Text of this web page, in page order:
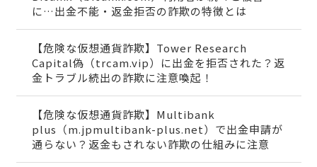
に…出金不能・返金拒否の詐欺の特徴とは
【危険な仮想通貨詐欺】Tower Research
Capital偽（trcam.vip）に出金を拒否された？返
金トラブル続出の詐欺に注意喚起！
【危険な仮想通貨詐欺】Multibank
plus（m.jpmultibank-plus.net）で出金申請が
通らない？返金もされない詐欺の仕組みに注意